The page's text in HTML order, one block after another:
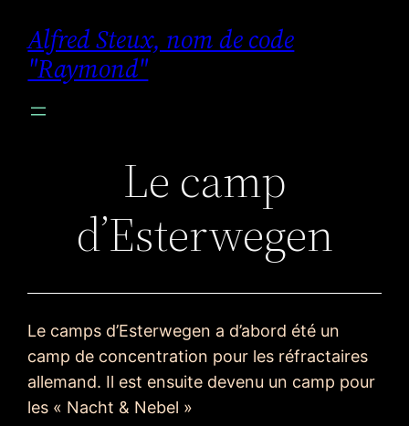
contenu
Alfred Steux, nom de code
"Raymond"
Le camp
d’Esterwegen
Le camps d’Esterwegen a d’abord été un
camp de concentration pour les réfractaires
allemand. Il est ensuite devenu un camp pour
les « Nacht & Nebel »